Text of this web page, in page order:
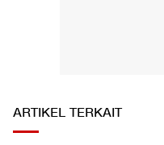
ARTIKEL TERKAIT